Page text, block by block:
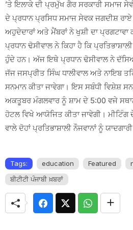
’ਤੇ ਇਲਾਕੇ ਦੀ ਪ੍ਰਮੁੱਖ ਗੈਰ ਸਰਕਾਰੀ ਸਮਾਜ
ਦੇ ਪ੍ਰਧਾਨ ਪ੍ਰਸਿਧ ਸਮਾਜ ਸੇਵਕ ਜਗਦੀਸ਼
ਅਹੁਦੇਦਾਰਾਂ ਅਤੇ ਮੈਂਬਰਾਂ ਨੇ ਖੁਸ਼ੀ ਦਾ ਪ੍ਰਗਟਾਵਾ
ਪ੍ਰਧਾਨ ਢੋਸੀਵਾਲ ਨੇ ਕਿਹਾ ਹੈ ਕਿ
ਹੁੰਦੇ ਹਨ। ਅੱਜ ਇਥੇ ਪ੍ਰਧਾਨ ਢੋਸੀਵਾਲ ਨੇ
ਜੱਜ ਜਸਪ੍ਰੀਤ ਸਿੰਘ ਧਾਲੀਵਾਲ ਅਤੇ ਨਾਇਬ
ਸਨਮਾਨ ਕੀਤਾ ਜਾਵੇਗਾ। ਇਸ ਸਬੰਧੀ ਵਿਸ਼ੇਸ਼
ਅਕਤੂਬਰ ਮੰਗਲਵਾਰ ਨੂੰ ਸ਼ਾਮ ਦੇ 5:00 ਵਜੇ
ਹੋਟਲ ਵਿਖੇ ਆਯੋਜਿਤ ਕੀਤਾ ਜਾਵੇਗੀ। ਮੀਟਿੰਗ
ਵਾਲੇ ਦੋਹਾਂ ਪ੍ਰਤਿਭਾਸ਼ਾਲੀ ਨੌਜਵਾਨਾਂ ਨੂੰ
Tags: education Featured
ਬੀਟੀਟੀ ਪੰਜਾਬੀ ਖ਼ਬਰਾਂ